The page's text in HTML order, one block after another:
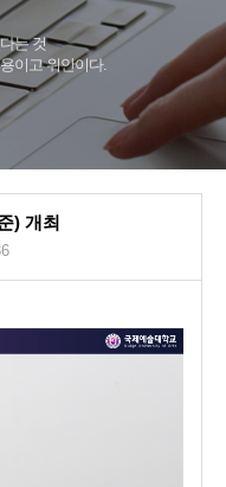
는 것
이고 위안이다.
) 개최